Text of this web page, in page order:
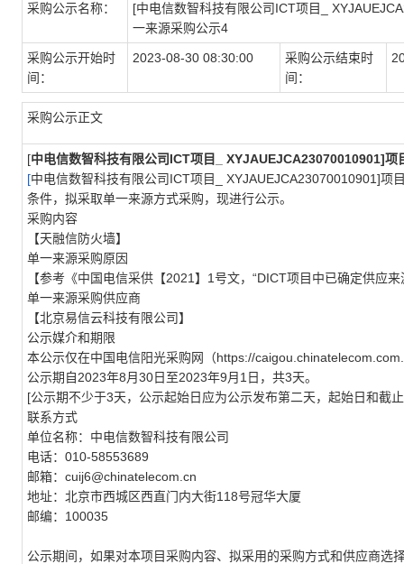
采购公示名称：
[中电信数智科技有限公司ICT项目_
一来源采购公示4
采购公示开始时
间：
2023-08-30 08:30:00
采购公示结束时
间：
采购公示正文
[中电信数智科技有限公司ICT项目 _ XYJAUEJCA23070010901]项
[中电信数智科技有限公司ICT项目 _ XYJAUEJCA23070010901]项
条件，拟采取单一来源方式采购，现进行公示。
采购内容
【天融信防火墙】
单一来源采购原因
【参考《中国电信采供【2021】 1号文，“DICT项目中已确定供应
单一来源采购供应商
【北京易信云科技有限公司】
公示媒介和期限
本公示仅在中国电信阳光采购网（https://
公示期自2023年8月30日至2023年9月 1 日，共3天。
[公示期不少于3天，公示起始日应为公示发布第二天，起始日和截
联系方式
单位名称：中电信数智科技有限公司
电话： 010-58553689
邮箱： cuij6@chinatelecom.cn
地址：北京市西城区西直门内大街118号冠华大厦
邮编： 100035
公示期间，如果对本项目采购内容、拟采用的采购方式和供应商选